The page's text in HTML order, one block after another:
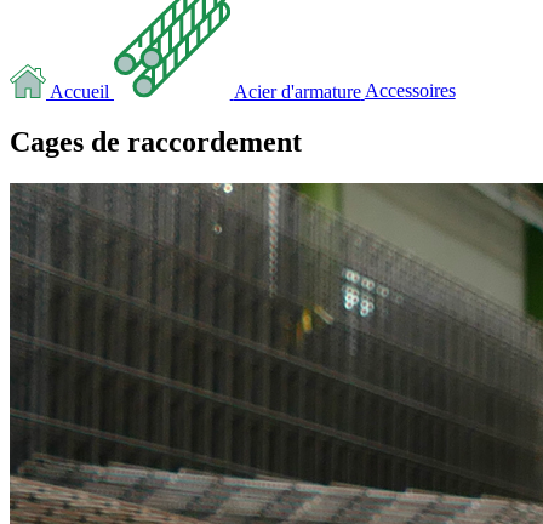
Accueil Acier d'armatureAccessoires
Cages de raccordement